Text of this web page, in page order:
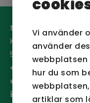
Vi använder
använder
hur du som
artiklar som
San Sac AB
Köpetorpsgatan 12
582 78 Linköping
+46 (0)13-13 04 20
order@sansac.se
info@sansac.se